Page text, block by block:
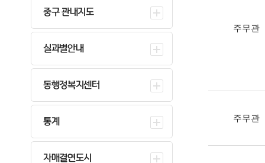
중구 관내지도
실과별안내
동행정복지센터
통계
자매결연도시
주무관
주무관